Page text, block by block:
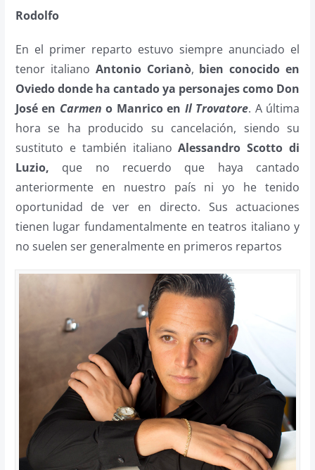
Rodolfo
En el primer reparto estuvo siempre anunciado el
tenor italiano Antonio Corianò, bien conocido en
Oviedo donde ha cantado ya personajes como Don
José en Carmen o Manrico en Il Trovatore. A última
hora se ha producido su cancelación, siendo su
sustituto e también italianoAlessandro Scotto di
Luzio, que no recuerdo que haya cantado
anteriormente en nuestro país ni yo he tenido
oportunidad de ver en directo. Sus actuaciones
tienen lugar fundamentalmente en teatros italiano y
no suelen ser generalmente en primeros repartos